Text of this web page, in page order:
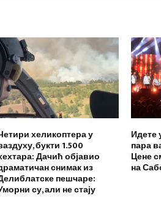
хеликоптера у
букти 1.500
Дачић објавио
снимак из
пешчаре:
су, али не стају
Идете
пара
Цене
на